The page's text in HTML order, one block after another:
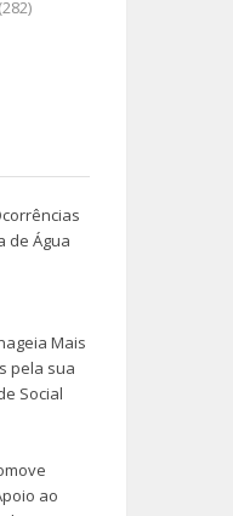
de Água
Mais
pela sua
Social
ao